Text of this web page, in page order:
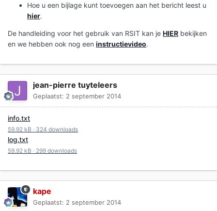
Hoe u een bijlage kunt toevoegen aan het bericht leest u
hier.
De handleiding voor het gebruik van RSIT kan je HIER bekijken
en we hebben ook nog een instructievideo.
jean-pierre tuyteleers
Geplaatst: 2 september 2014
info.txt
59.92 kB · 324 downloads
log.txt
59.92 kB · 299 downloads
kape
Geplaatst: 2 september 2014